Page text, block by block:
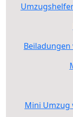
Mini Umzug